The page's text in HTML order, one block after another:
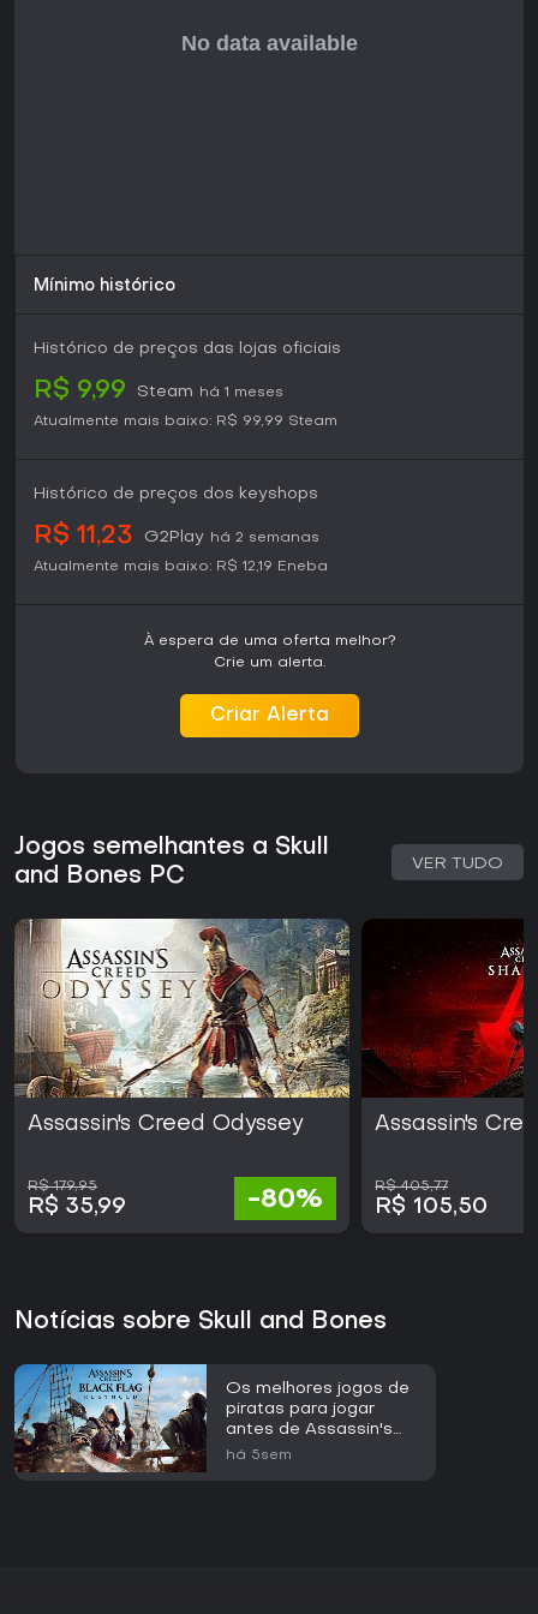
Mínimo histórico
Histórico de preços das lojas oficiais
R$ 9,99 Steam
há 1 meses
Atualmente mais baixo: R$ 99,99 Steam
Histórico de preços dos keyshops
R$ 11,23 G2Play há 2 semanas
Atualmente mais baixo: R$ 12,19 Eneba
À espera de uma oferta melhor?
Crie um alerta.
Criar Alerta
Jogos semelhantes a Skull
and Bones PC
VER TUDO
Assassin's Creed Odyssey
R$ 179,95
R$ 35,99 -80%
Assassin's
R$ 405,77
R$ 105,50
Notícias sobre Skull and Bones
Os melhores jogos de
piratas para jogar
antes de Assassin's
Creed Black Flag
há 5sem